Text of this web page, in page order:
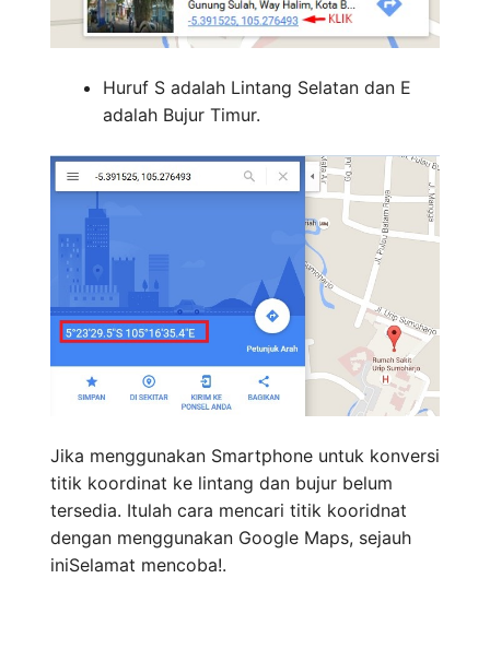
Huruf S adalah Lintang Selatan dan E
adalah Bujur Timur.
Jika menggunakan Smartphone untuk konversi
titik koordinat ke lintang dan bujur belum
tersedia. Itulah cara mencari titik kooridnat
dengan menggunakan Google Maps, sejauh
iniSelamat mencoba!.